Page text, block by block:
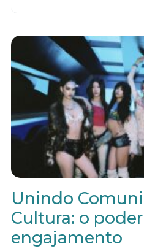
Unindo
Cultura: o
engajamento